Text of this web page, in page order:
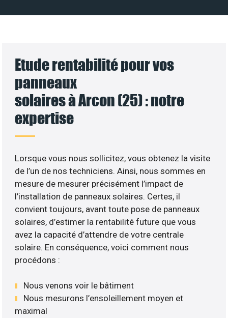
Etude rentabilité pour vos
panneaux
solaires à Arcon (25) : notre
expertise
Lorsque vous nous sollicitez, vous obtenez la visite
de l’un de nos techniciens. Ainsi, nous sommes en
mesure de mesurer précisément l’impact de
l’installation de panneaux solaires. Certes, il
convient toujours, avant toute pose de panneaux
solaires, d’estimer la rentabilité future que vous
avez la capacité d’attendre de votre centrale
solaire. En conséquence, voici comment nous
procédons :
Nous venons voir le bâtiment
Nous mesurons l’ensoleillement moyen et
maximal